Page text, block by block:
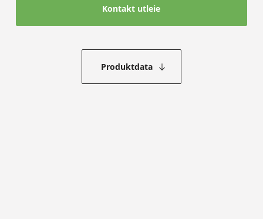
Kontakt utleie
Produktdata